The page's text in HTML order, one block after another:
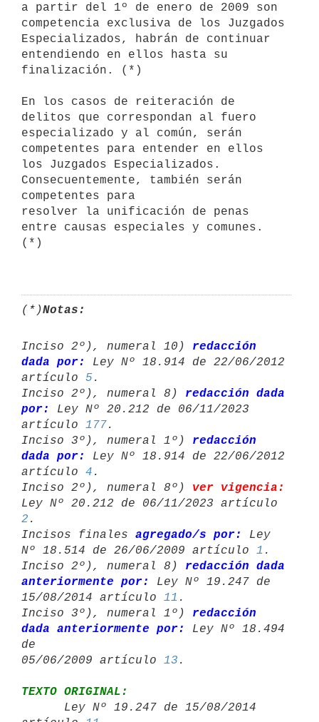
a partir del 1º de enero de 2009 son
competencia exclusiva de los Juzgados
Especializados, habrán de continuar
entendiendo en ellos hasta su
finalización. (*)
En los casos de reiteración de
delitos que correspondan al fuero
especializado y al común, serán
competentes para entender en ellos
los Juzgados Especializados.
Consecuentemente, también serán
competentes para
resolver la unificación de penas
entre causas especiales y comunes.
(*)
(*)Notas:
Inciso 2º), numeral 10) redacción
dada por:
Ley Nº 18.914 de 22/06/2012
artículo 5 .
Inciso 2º), numeral 8) redacción dada
por:
Ley Nº 20.212 de 06/11/2023
artículo 177.
Inciso 3º), numeral 1º) redacción
dada por:
Ley Nº 18.914 de 22/06/2012
artículo 4 .
Inciso 2º), numeral 8º) ver vigencia:
2 .
Incisos finales agregado/s por:
Ley
Nº 18.514 de 26/06/2009 artículo 1 .
Inciso 2º), numeral 8) redacción dada
anteriormente por:
Ley Nº 19.247 de
15/08/2014 artículo 11 .
Inciso 3º), numeral 1º) redacción
dada anteriormente por:
Ley Nº 18.494
de
05/06/2009 artículo 13
TEXTO ORIGINAL: